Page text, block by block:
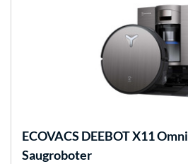
ECOVACS DEEBOT X11
Saugroboter